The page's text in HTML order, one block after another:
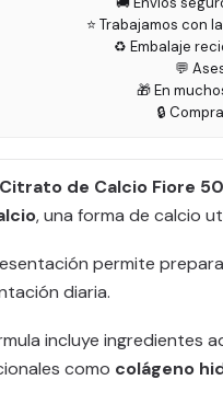
⭐ Trabajamos con
♻️ Embalaje
💬
🎁 En
🔒
de Calcio Fiore
, una forma de calcio
permite
diaria.
incluye ingredientes
como colágeno